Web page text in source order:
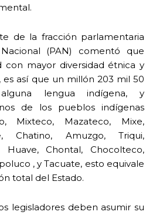
de la fracción parlamentaria
(PAN) comentó que
con mayor diversidad étnica y
es así que un millón 203 mil 50
lengua indígena, y
de los pueblos indígenas
Mixteco, Mazateco, Mixe,
Chatino, Amuzgo, Triqui,
Chontal, Chocolteco,
, y Tacuate, esto equivale
total del Estado.
legisladores deben asumir su